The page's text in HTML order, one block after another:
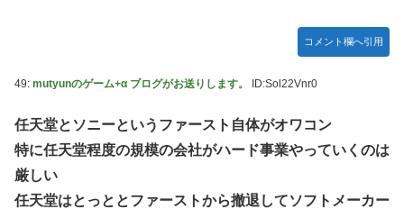
コメント欄へ引用
49: mutyunのゲーム+α ブログがお送りします。 ID:Sol22Vnr0
任天堂とソニーというファースト自体がオワコン
特に任天堂程度の規模の会社がハード事業やっていくのは
厳しい
任天堂はとっととファーストから撤退してソフトメーカー